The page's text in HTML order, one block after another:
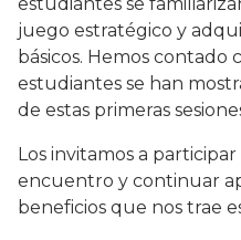
juego estratégico y
básicos. Hemos contado
estudiantes se han
de estas primeras
Los invitamos a
encuentro y continuar
beneficios que nos trae